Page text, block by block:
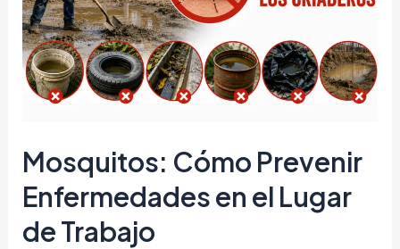
Mosquitos: Cómo Prevenir
Enfermedades en el Lugar
de Trabajo